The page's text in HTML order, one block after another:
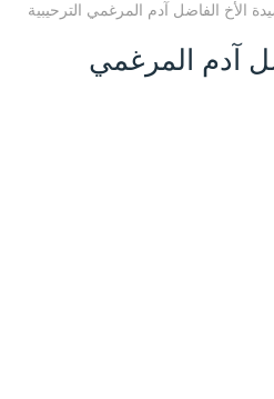
الأخ الفاضل آدم المرغمي الترحيبية
آدم المرغمي